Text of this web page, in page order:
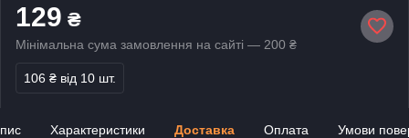
129 ₴
Мінімальна сума замовлення на сайті — 200 ₴
106 ₴ від 10 шт.
Характеристики Доставка Оплата Умови